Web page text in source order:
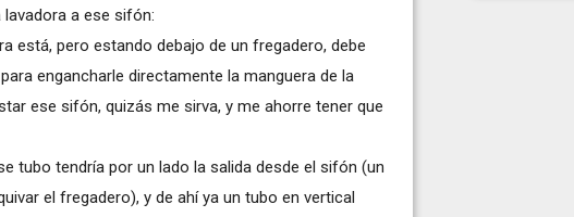
a ese sifón:
está, pero estando debajo de un fregadero, debe
engancharle directamente la manguera de la
ese sifón, quizás me sirva, y me ahorre tener que
tubo tendría por un lado la salida desde el sifón (un
el fregadero), y de ahí ya un tubo en vertical